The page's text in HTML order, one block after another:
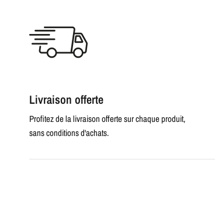
Livraison offerte
Profitez de la livraison offerte sur chaque produit,
sans conditions d'achats.